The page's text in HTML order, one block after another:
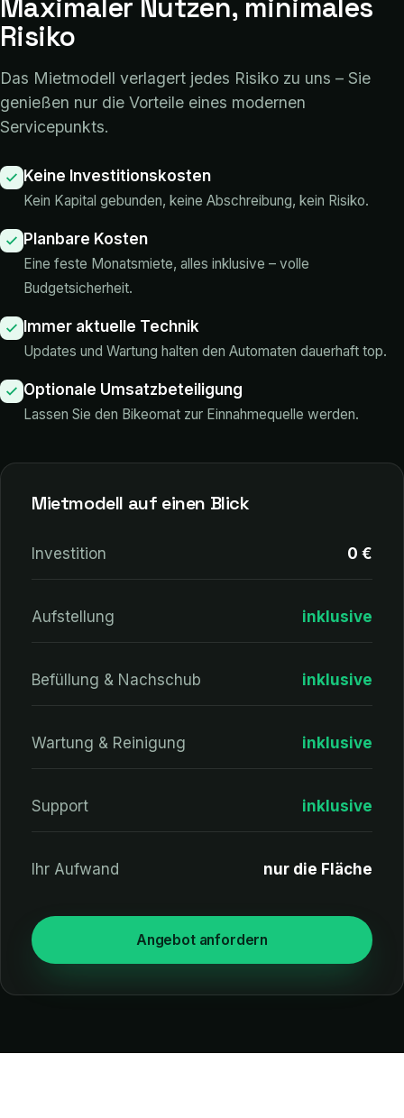
Maximaler Nutzen, minimales
Risiko
Das Mietmodell verlagert jedes Risiko zu uns – Sie
genießen nur die Vorteile eines modernen
Servicepunkts.
Keine Investitionskosten
Kein Kapital gebunden, keine Abschreibung, kein Risiko.
Planbare Kosten
Eine feste Monatsmiete, alles inklusive – volle
Budgetsicherheit.
Immer aktuelle Technik
Updates und Wartung halten den Automaten dauerhaft top.
Optionale Umsatzbeteiligung
Lassen Sie den Bikeomat zur Einnahmequelle werden.
Mietmodell auf einen Blick
Investition 0 €
Aufstellung inklusive
Befüllung & Nachschub inklusive
Wartung & Reinigung inklusive
Support inklusive
Ihr Aufwand nur die Fläche
Angebot anfordern